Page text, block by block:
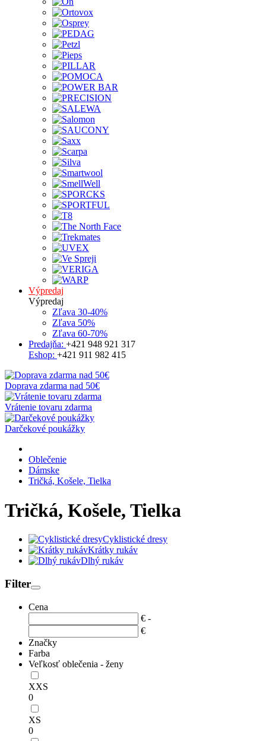
Výpredaj
Výpredaj
Zľava 30-40%
Zľava 50%
Zľava 60-70%
Predajňa: +421 948 921 317
Eshop: +421 911 982 415
Doprava zdarma nad 50€
Vrátenie tovaru zdarma
Darčekové poukážky
Oblečenie
Dámske
Tričká, Košele, Tielka
Tričká, Košele, Tielka
Cyklistické dresy
Krátky rukáv
Dlhý rukáv
Filter
Cena
€ -
€
Značky
Farba
Veľkosť oblečenia - ženy
XXS
0
XS
0